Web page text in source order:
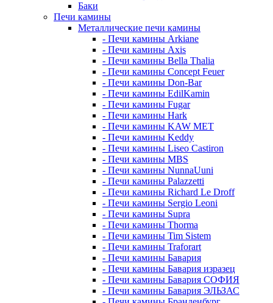
Баки
Печи камины
Металлические печи камины
- Печи камины Arkiane
- Печи камины Axis
- Печи камины Bella Thalia
- Печи камины Concept Feuer
- Печи камины Don-Bar
- Печи камины EdilKamin
- Печи камины Fugar
- Печи камины Hark
- Печи камины KAW MET
- Печи камины Keddy
- Печи камины Liseo Castiron
- Печи камины MBS
- Печи камины NunnaUuni
- Печи камины Palazzetti
- Печи камины Richard Le Droff
- Печи камины Sergio Leoni
- Печи камины Supra
- Печи камины Thorma
- Печи камины Tim Sistem
- Печи камины Traforart
- Печи камины Бавария
- Печи камины Бавария изразец
- Печи камины Бавария СОФИЯ
- Печи камины Бавария ЭЛЬЗАС